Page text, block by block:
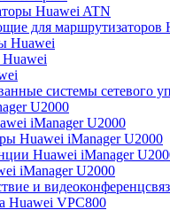
Huawei ATN
для маршрутизаторов
Huawei
системы сетевого
U2000
iManager U2000
Huawei iManager U2000
Huawei iManager
iManager U2000
и
Huawei VPC800